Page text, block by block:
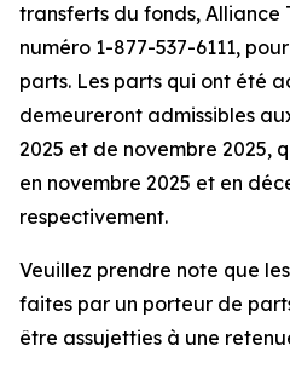
transferts du fonds, Alliance
numéro 1-877-537-6111,
parts. Les parts qui ont été
demeureront admissibles
2025 et de novembre 2025,
en novembre 2025 et en
respectivement.
Veuillez prendre note que
faites par un porteur de
être assujetties à une